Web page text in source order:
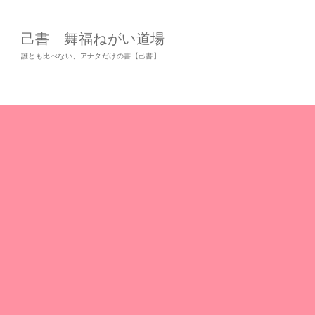
己書 舞福ねがい道場
誰とも比べない、アナタだけの書【己書】